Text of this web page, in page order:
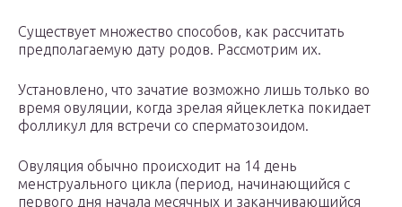
Существует множество способов, как рассчитать
предполагаемую дату родов. Рассмотрим их.
Установлено, что зачатие возможно лишь только во
время овуляции, когда зрелая яйцеклетка покидает
фолликул для встречи со сперматозоидом.
Овуляция обычно происходит на 14 день
менструального цикла (период, начинающийся с
первого дня начала месячных и заканчивающийся